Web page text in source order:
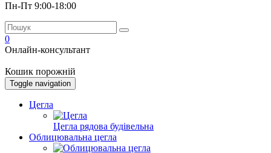
Пн-Пт 9:00-18:00
0
Онлайн-консультант
Кошик порожній
Toggle navigation
Цегла
Цегла рядова будівельна
Облицювальна цегла